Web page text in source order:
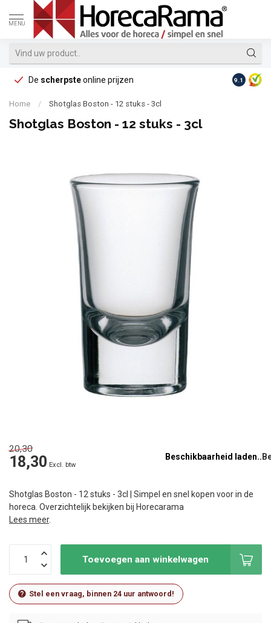
MENU
De scherpsteonline prijzen Op
9.1
Home / Shotglas Boston - 12 stuks - 3cl
Shotglas Boston - 12 stuks - 3cl
20,30
18,30 Excl. btw
Beschikbaarheid laden..
Shotglas Boston - 12 stuks - 3cl | Simpel en snel kopen voor in de
horeca. Overzichtelijk bekijken bij Horecarama
Lees meer.
Toevoegen aan winkelwagen
Stel een vraag, binnen 24 uur antwoord!